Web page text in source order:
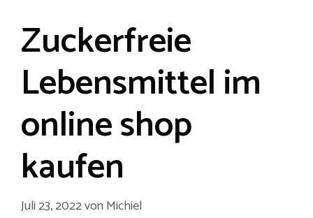
Zuckerfreie
Lebensmittel im
online shop
kaufen
Juli 23, 2022von Michiel